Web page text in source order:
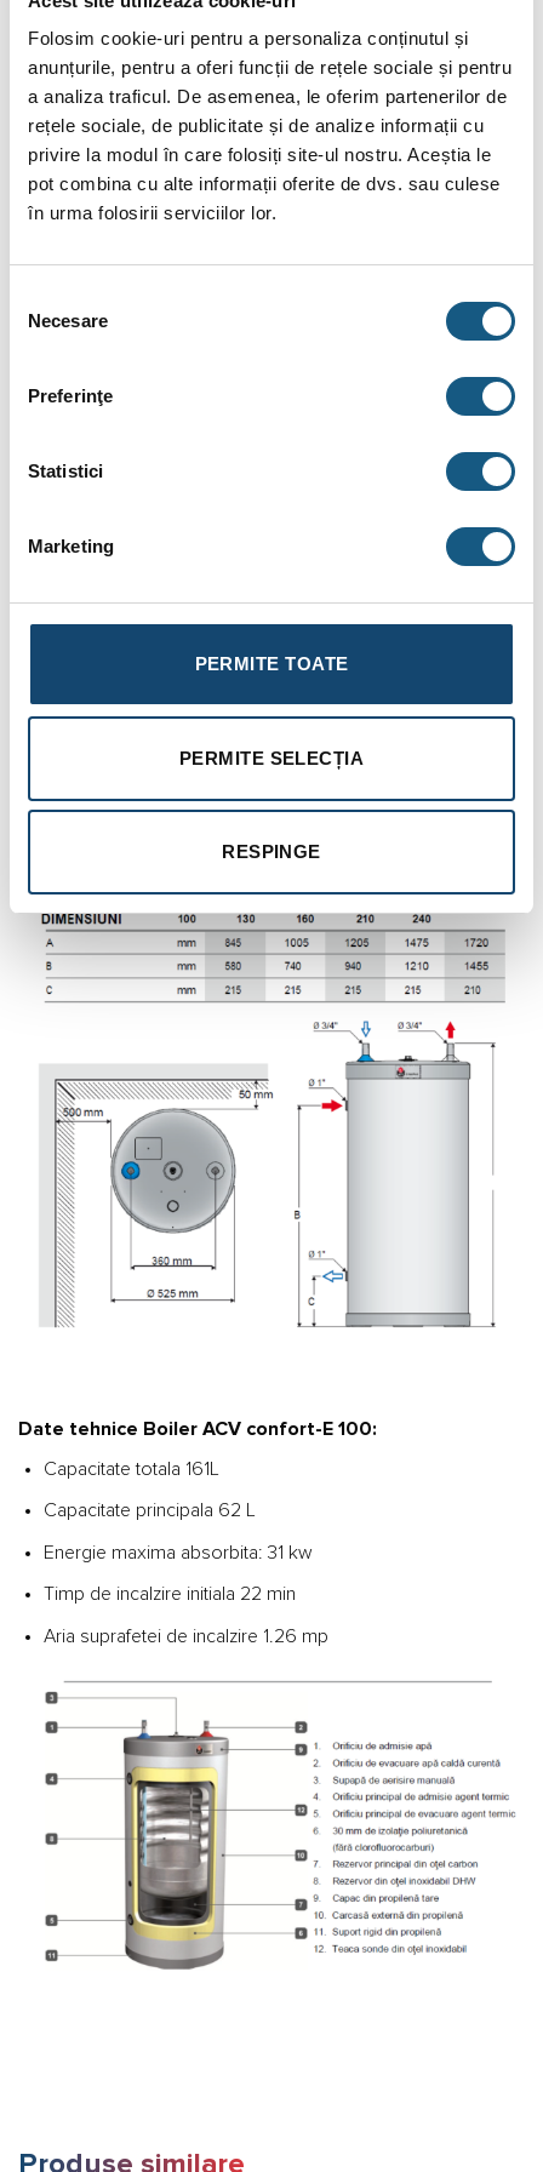
Folosim cookie-uri pentru a personaliza conținutul și
anunțurile, pentru a oferi funcții de rețele sociale și pentru
a analiza traficul. De asemenea, le oferim partenerilor de
rețele sociale, de publicitate și de analize informații cu
privire la modul în care folosiți site-ul nostru. Aceștia le
pot combina cu alte informații oferite de dvs. sau culese
în urma folosirii serviciilor lor.
consimțământului
Necesare
Preferinţe
Statistici
Marketing
PERMITE TOATE
PERMITE SELECȚIA
RESPINGE
Datorită suprafeţei mari de încălzire, volumul de apă stocat
poate fi redus, iar pierderea de energie este şi ea redusă la
minim. Rezervorul de apă caldă se poate dilata şi contracta ca
urmare a variaţiilor de presiune care intervin la fiecare
consum de apă caldă; îşi poate păstra parametrii de
preparare a apei calde de-a lungul întregii durate de utilizare.
Turbulenţa naturală din baza concavă ţine particulele în
temperaturilor mari de stocare, previne dezvoltarea
Caracteristici Boiler ACV Comfort-E 160
din oţel inoxidabil pentru prepararea apei calde
sanitare – nu necesită protecţie anodică şi nici întreţinere;
Rezervorul interior este din oţel inoxidabil masiv cu
Izolaţie din spumă de poliuretan rigid;
Boilerele din oţel inoxidabil Duplex sunt făcute pentru a
funcţiona în condiţii de apă dură (cloruri peste 200 mg/l);
HL-E se montează numai în poziţie verticală
Date tehnice Boiler ACV confort-E 100:
Capacitate totala 161L
Capacitate principala 62 L
Energie maxima absorbita: 31 kw
Timp de incalzire initiala 22 min
Aria suprafetei de incalzire 1.26 mp
Produse similare